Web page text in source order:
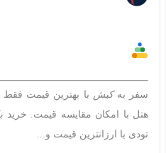
سفر بهکیش با بهترین قیمت فقط
هتل با امکان مقایسه قیمت‌. خرید
تودی با ارزانترین قیمت و...